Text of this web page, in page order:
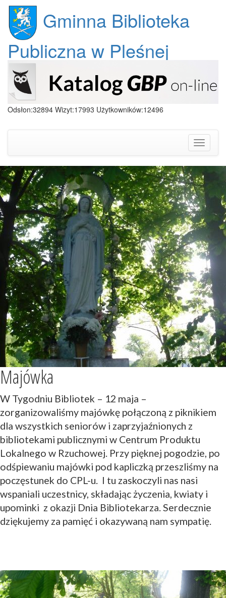
Gminna Biblioteka
Publiczna w Pleśnej
Odsłon:32894 Wizyt:17993 Użytkowników:12496
Toggle
Majówka
W Tygodniu Bibliotek – 12 maja –
zorganizowaliśmy majówkę połączoną z piknikiem
dla wszystkich seniorów i zaprzyjaźnionych z
bibliotekami publicznymi w Centrum Produktu
Lokalnego w Rzuchowej. Przy pięknej pogodzie, po
odśpiewaniu majówki pod kapliczką przeszliśmy na
poczęstunek do CPL-u. I tu zaskoczyli nas nasi
wspaniali uczestnicy, składając życzenia, kwiaty i
upominki z okazji Dnia Bibliotekarza. Serdecznie
dziękujemy za pamięć i okazywaną nam sympatię.